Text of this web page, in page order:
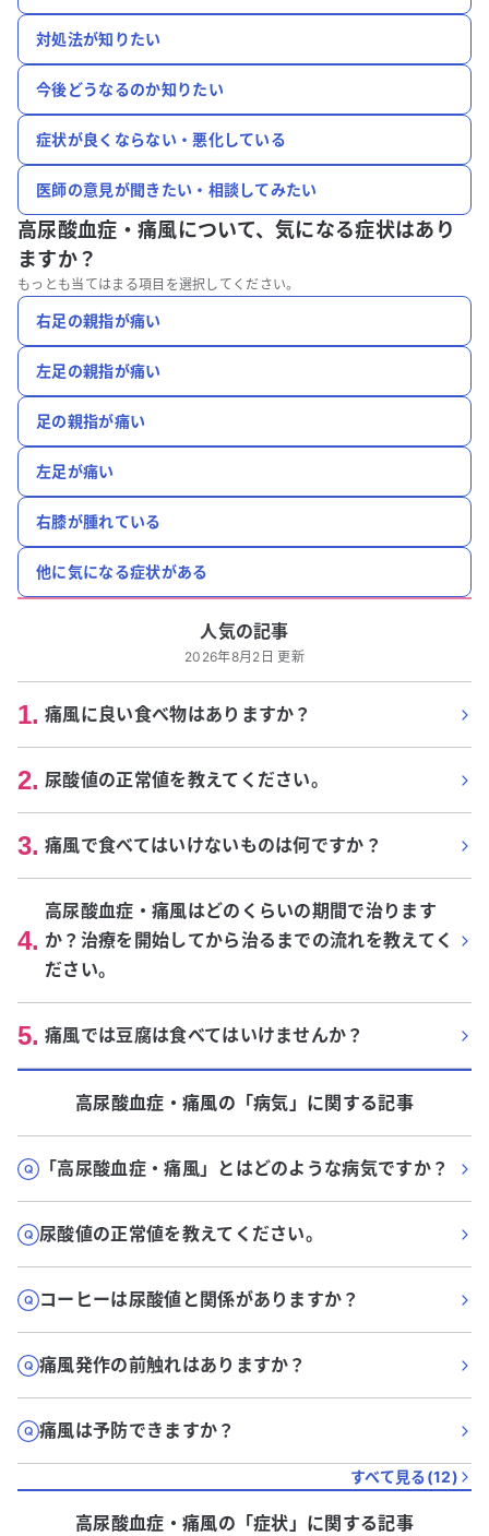
対処法が知りたい
今後どうなるのか知りたい
症状が良くならない・悪化している
医師の意見が聞きたい・相談してみたい
高尿酸血症・痛風について、気になる症状はあり
ますか？
もっとも当てはまる項目を選択してください。
右足の親指が痛い
左足の親指が痛い
足の親指が痛い
左足が痛い
右膝が腫れている
他に気になる症状がある
人気の記事
2026年8月2日 更新
1. 痛風に良い食べ物はありますか？
2. 尿酸値の正常値を教えてください。
3. 痛風で食べてはいけないものは何ですか？
4.
高尿酸血症・痛風はどのくらいの期間で治ります
か？治療を開始してから治るまでの流れを教えてく
ださい。
5. 痛風では豆腐は食べてはいけませんか？
高尿酸血症・痛風の「病気 」に関する記事
「高尿酸血症・痛風」とはどのような病気ですか？
尿酸値の正常値を教えてください。
コーヒーは尿酸値と関係がありますか？
痛風発作の前触れはありますか？
痛風は予防できますか？
すべて見る(12)
高尿酸血症・痛風の「症状 」に関する記事